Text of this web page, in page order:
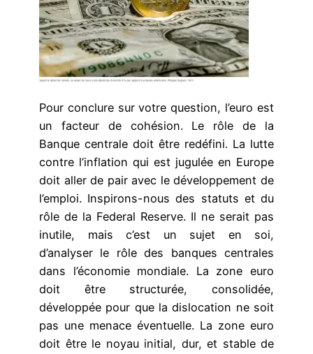
Pour conclure sur votre question, l’euro est
un facteur de cohésion. Le rôle de la
Banque centrale doit être redéfini. La lutte
contre l’inflation qui est jugulée en Europe
doit aller de pair avec le développement de
l’emploi. Inspirons-nous des statuts et du
rôle de la Federal Reserve. Il ne serait pas
inutile, mais c’est un sujet en soi,
d’analyser le rôle des banques centrales
dans l’économie mondiale. La zone euro
doit être structurée, consolidée,
développée pour que la dislocation ne soit
pas une menace éventuelle. La zone euro
doit être le noyau initial, dur, et stable de